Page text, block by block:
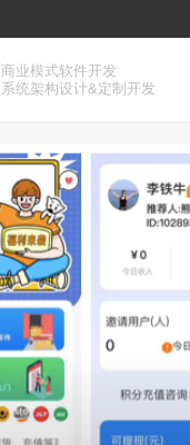
商业模式软件开发
系统架构设计&定制开发